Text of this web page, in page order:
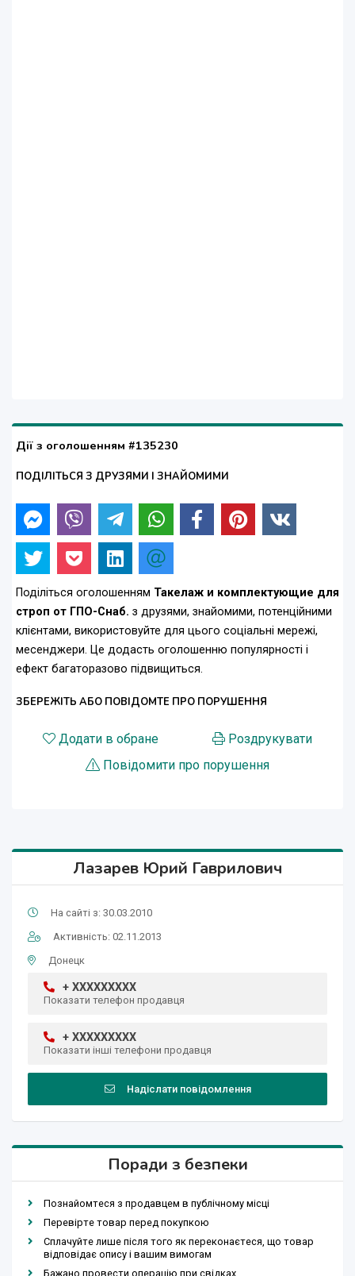
Дії з оголошенням #135230
ПОДІЛІТЬСЯ З ДРУЗЯМИ І ЗНАЙОМИМИ
Поділіться оголошенням Такелаж и комплектующие для
строп от ГПО-Снаб. з друзями, знайомими, потенційними
клієнтами, використовуйте для цього соціальні мережі,
месенджери. Це додасть оголошенню популярності і
ефект багаторазово підвищиться.
ЗБЕРЕЖІТЬ АБО ПОВІДОМТЕ ПРО ПОРУШЕННЯ
Додати в обране
Роздрукувати
Повідомити про порушення
Лазарев Юрий Гаврилович
На сайті з: 30.03.2010
Активність: 02.11.2013
Донецк
+ XXXXXXXXX
Показати телефон продавця
+ XXXXXXXXX
Показати інші телефони продавця
Надіслати повідомлення
Поради з безпеки
Познайомтеся з продавцем в публічному місці
Перевірте товар перед покупкою
Сплачуйте лише після того як переконаєтеся, що товар
відповідає опису і вашим вимогам
Бажано провести операцію при свідках